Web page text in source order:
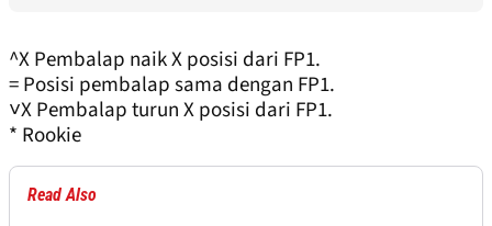
^X Pembalap naik X posisi dari FP1.
= Posisi pembalap sama dengan FP1.
˅X Pembalap turun X posisi dari FP1.
* Rookie
Read Also